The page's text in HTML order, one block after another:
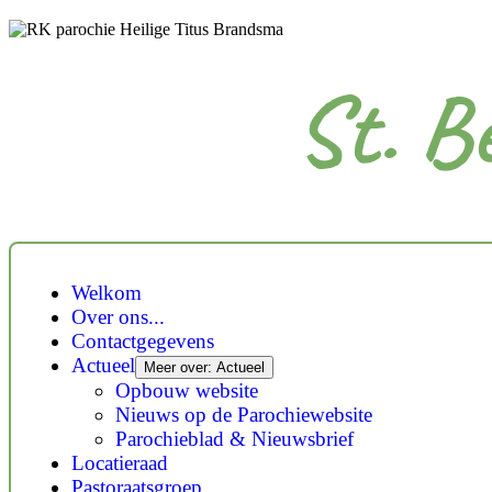
St.
Welkom
Over ons...
Contactgegevens
Actueel
Meer over: Actueel
Opbouw website
Nieuws op de Parochiewebsite
Parochieblad & Nieuwsbrief
Locatieraad
Pastoraatsgroep